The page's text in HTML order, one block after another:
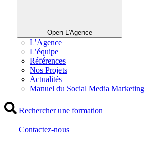
Open L'Agence
L’Agence
L’équipe
Références
Nos Projets
Actualités
Manuel du Social Media Marketing
Rechercher une formation
Contactez-nous